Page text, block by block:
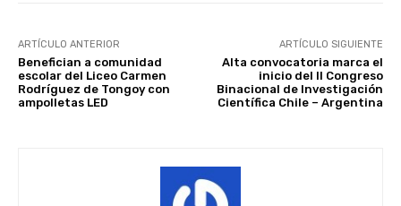
ARTÍCULO ANTERIOR
Benefician a comunidad
escolar del Liceo Carmen
Rodríguez de Tongoy con
ampolletas LED
ARTÍCULO SIGUIENTE
Alta convocatoria marca el
inicio del II Congreso
Binacional de Investigación
Científica Chile – Argentina